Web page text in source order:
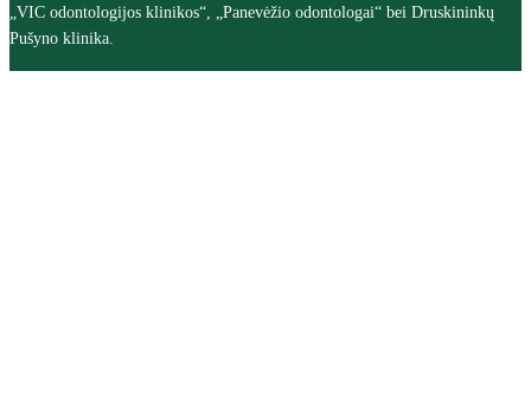
„VIC odontologijos klinikos“, „Panevėžio odontologai“ bei Druskininkų
Pušyno klinika.